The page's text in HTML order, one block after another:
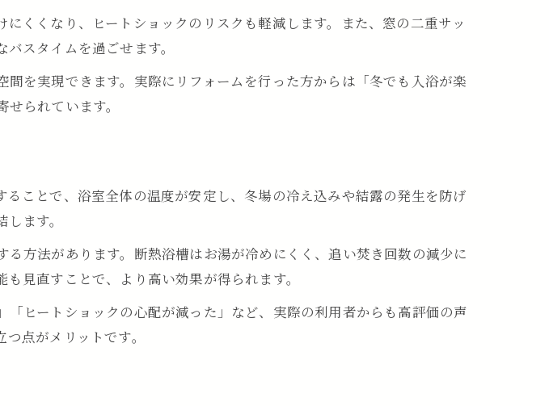
室リフォームの効果
のための浴室リフォーム
リフォームの新発想
フォームの工夫集
し空間を実現する方法
族の満足度アップ
ォームのコツ
くくなり、ヒートショックのリスクも軽減します。また、窓の二重サッ
スタイムを過ごせます。
を実現できます。実際にリフォームを行った方からは「冬でも入浴が楽
られています。
ことで、浴室全体の温度が安定し、冬場の冷え込みや結露の発生を防げ
ます。
方法があります。断熱浴槽はお湯が冷めにくく、追い焚き回数の減少に
見直すことで、より高い効果が得られます。
ヒートショックの心配が減った」など、実際の利用者からも高評価の声
点がメリットです。